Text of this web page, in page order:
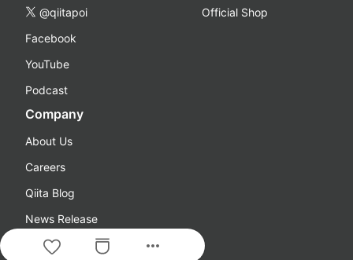
more_horiz
@qiitapoi
Facebook
YouTube
Podcast
Official Shop
Company
About Us
Careers
Qiita Blog
News Release